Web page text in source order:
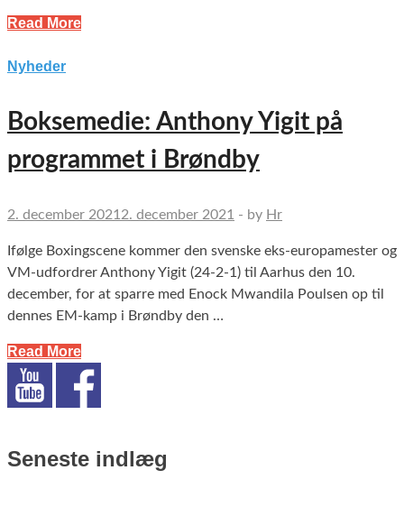
Read More
Nyheder
Boksemedie: Anthony Yigit på
programmet i Brøndby
2. december 20212. december 2021 - by Hr
Ifølge Boxingscene kommer den svenske eks-europamester og
VM-udfordrer Anthony Yigit (24-2-1) til Aarhus den 10.
december, for at sparre med Enock Mwandila Poulsen op til
dennes EM-kamp i Brøndby den …
Read More
Seneste indlæg